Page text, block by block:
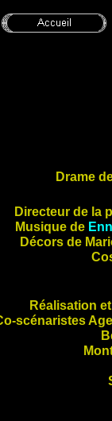
Drame
Directeur de la
Musique de
Décors de
Réalisation
scénaristes